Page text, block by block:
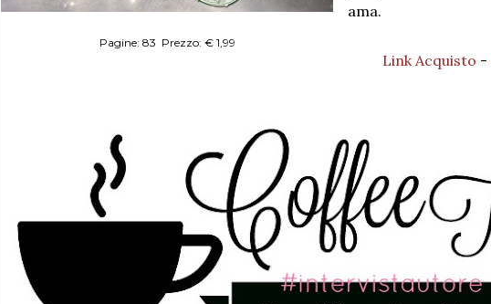
Pagine: 83 Prezzo: € 1,99
ama.
Link Acquisto -